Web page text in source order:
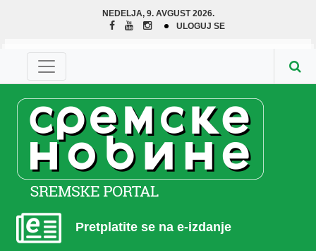
NEDELJA, 9. AVGUST 2026.
ULOGUJ SE
Pretplatite se na e-izdanje